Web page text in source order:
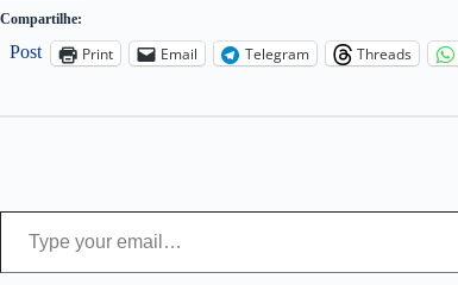
Compartilhe:
Post Print Email Telegram Threads
Type your email…